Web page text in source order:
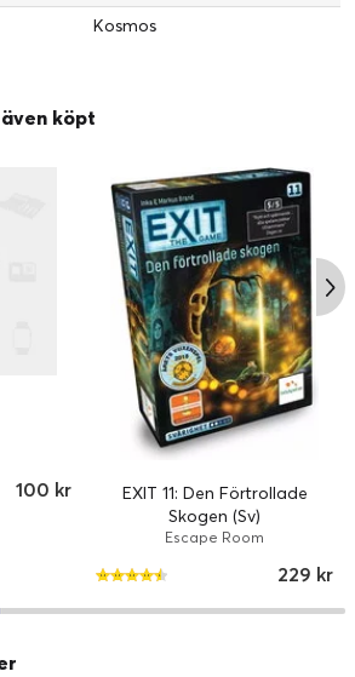
Kosmos
köpt
100 kr
EXIT 11: Den Förtrollade
Skogen (Sv)
Escape Room
229 kr